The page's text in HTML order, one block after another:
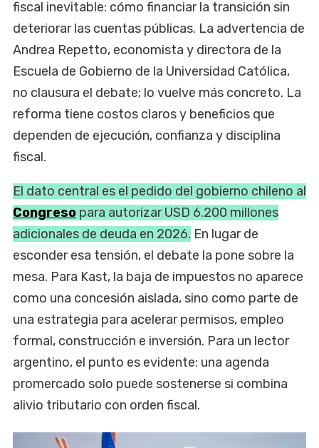
fiscal inevitable: cómo financiar la transición sin
deteriorar las cuentas públicas. La advertencia de
Andrea Repetto, economista y directora de la
Escuela de Gobierno de la Universidad Católica,
no clausura el debate; lo vuelve más concreto. La
reforma tiene costos claros y beneficios que
dependen de ejecución, confianza y disciplina
fiscal.
El dato central es el pedido del gobierno chileno al
Congreso para autorizar USD 6.200 millones
adicionales de deuda en 2026. En lugar de
esconder esa tensión, el debate la pone sobre la
mesa. Para Kast, la baja de impuestos no aparece
como una concesión aislada, sino como parte de
una estrategia para acelerar permisos, empleo
formal, construcción e inversión. Para un lector
argentino, el punto es evidente: una agenda
promercado solo puede sostenerse si combina
alivio tributario con orden fiscal.